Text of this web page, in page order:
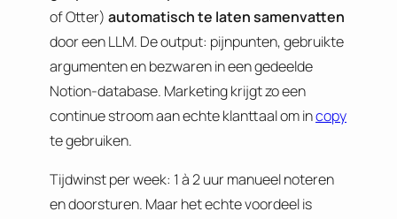
of Otter) automatisch te laten samenvatten
door een LLM. De output: pijnpunten, gebruikte
argumenten en bezwaren in een gedeelde
Notion-database. Marketing krijgt zo een
continue stroom aan echte klanttaal om incopy
te gebruiken.
Tijdwinst per week: 1 à 2 uur manueel noteren
en doorsturen. Maar het echte voordeel is